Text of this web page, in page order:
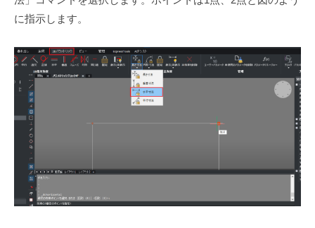
に指示します。